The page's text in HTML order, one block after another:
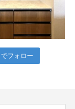
フォロー